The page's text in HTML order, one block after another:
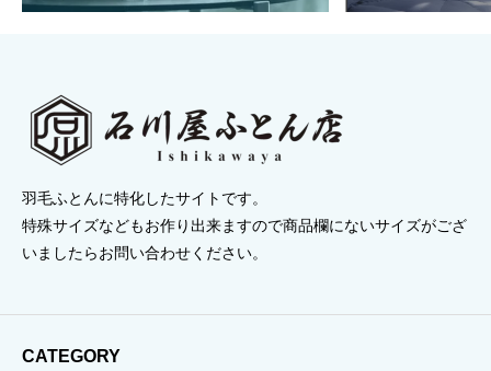
羽毛ふとんに特化したサイトです。
特殊サイズなどもお作り出来ますので商品欄にないサイズがござ
いましたらお問い合わせください。
CATEGORY